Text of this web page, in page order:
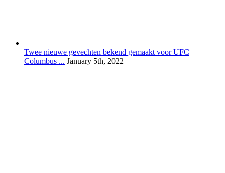
Twee nieuwe gevechten bekend gemaakt voor UFC
Columbus ... January 5th, 2022